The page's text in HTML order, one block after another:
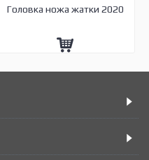
Головка ножа жатки 2020